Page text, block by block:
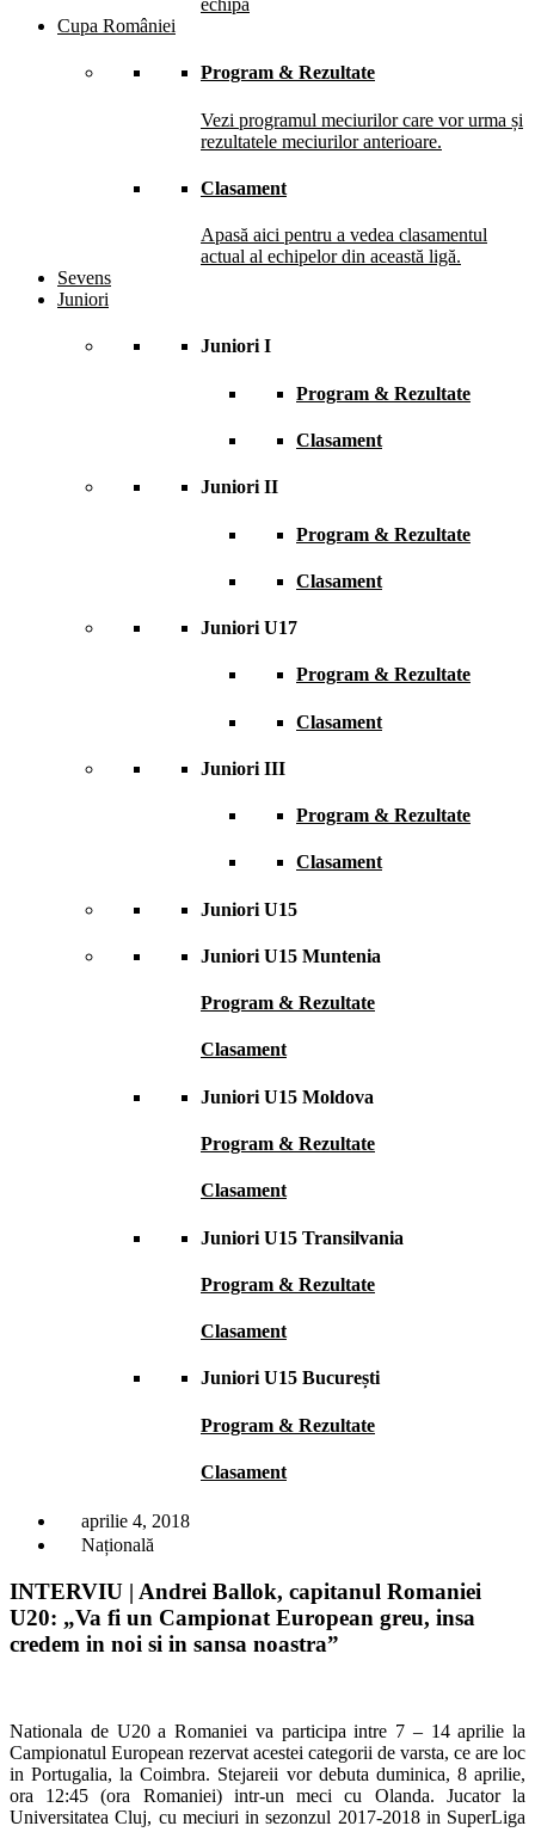
echipă
Cupa României
Program & Rezultate
Vezi programul meciurilor care vor urma și
rezultatele meciurilor anterioare.
Clasament
Apasă aici pentru a vedea clasamentul
actual al echipelor din această ligă.
Sevens
Juniori
Juniori I
Program & Rezultate
Clasament
Juniori II
Program & Rezultate
Clasament
Juniori U17
Program & Rezultate
Clasament
Juniori III
Program & Rezultate
Clasament
Juniori U15
Juniori U15 Muntenia
Program & Rezultate
Clasament
Juniori U15 Moldova
Program & Rezultate
Clasament
Juniori U15 Transilvania
Program & Rezultate
Clasament
Juniori U15 București
Program & Rezultate
Clasament
aprilie 4, 2018
Națională
INTERVIU | Andrei Ballok, capitanul Romaniei
U20: „Va fi un Campionat European greu, insa
credem in noi si in sansa noastra”
Nationala de U20 a Romaniei va participa intre 7 – 14 aprilie la
Campionatul European rezervat acestei categorii de varsta, ce are loc
in Portugalia, la Coimbra. Stejareii vor debuta duminica, 8 aprilie,
ora 12:45 (ora Romaniei) intr-un meci cu Olanda. Jucator la
Universitatea Cluj, cu meciuri in sezonzul 2017-2018 in SuperLiga